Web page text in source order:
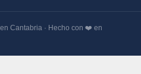
Cantabria · Hecho con ❤️ en